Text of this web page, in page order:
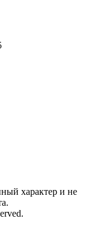
характер и не